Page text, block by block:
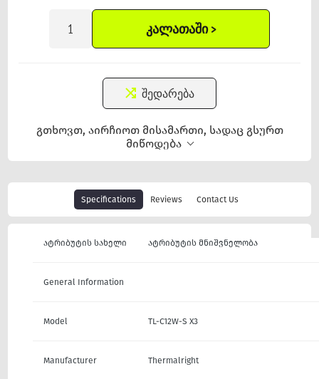
ᲙᲐᲚᲐᲗᲐᲨᲘ >
შედარება
გთხოვთ, აირჩიოთ მისამართი, სადაც გსურთ
მიწოდება
Specifications Reviews Contact Us
ატრიბუტის სახელი ატრიბუტის მნიშვნელობა
General Information
Model TL-C12W-S X3
Manufacturer Thermalright